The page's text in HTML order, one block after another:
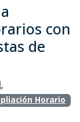
con
de
,
Horario